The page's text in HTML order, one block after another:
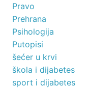
Pravo
Prehrana
Psihologija
Putopisi
šećer u krvi
škola i dijabetes
sport i dijabetes